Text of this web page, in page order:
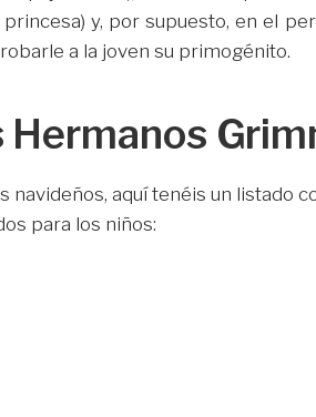
y, por supuesto, en el
a la joven su primogénito.
Hermanos
navideños, aquí tenéis un listado
para los niños: